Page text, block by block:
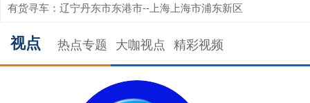
有货寻车：辽宁丹东市东港市--上海上海市浦东新区
视点 热点专题 大咖视点 精彩视频